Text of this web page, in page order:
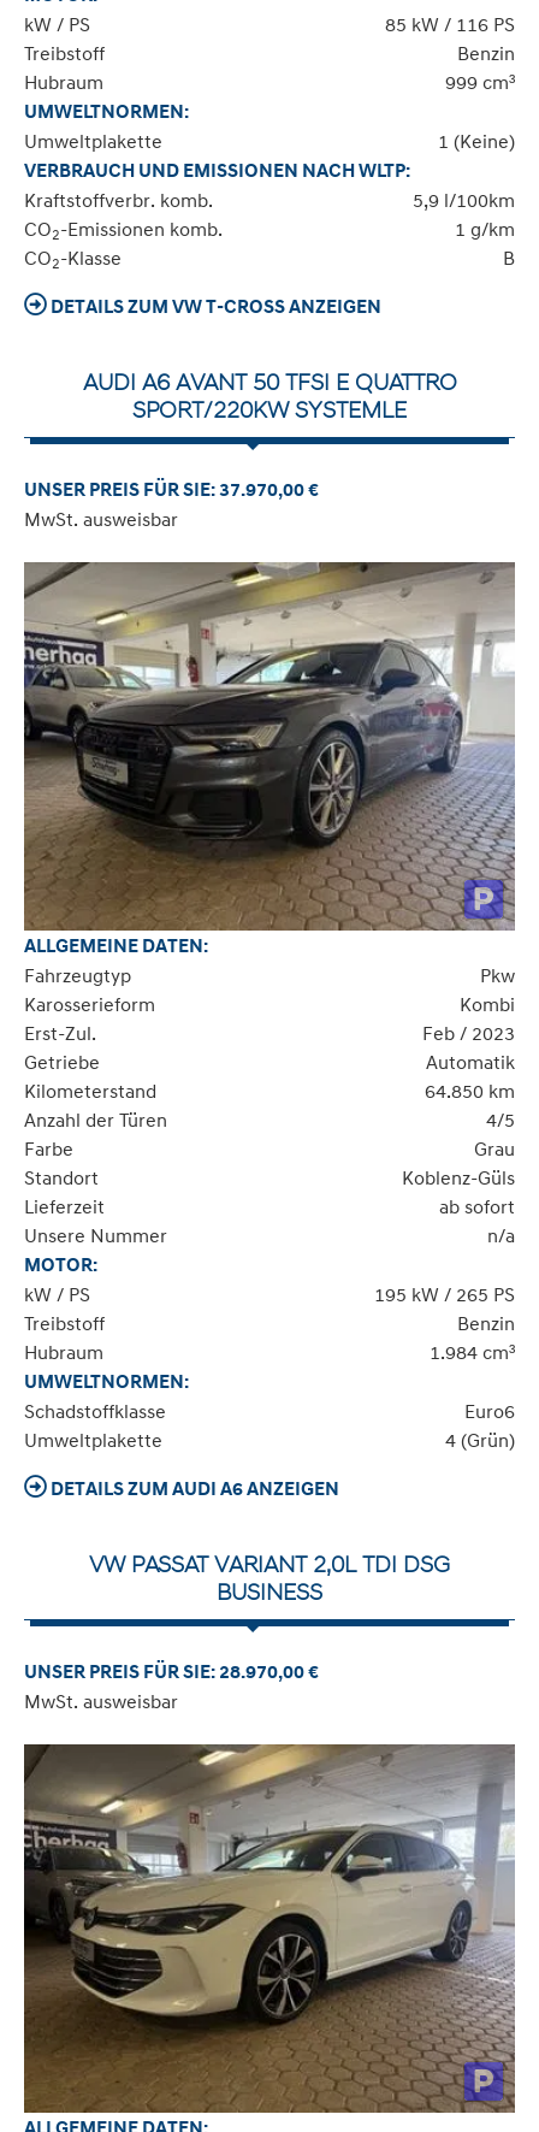
kW / PS
85 kW / 116 PS
Treibstoff
Benzin
Hubraum
999 cm³
UMWELTNORMEN:
Umweltplakette
1 (Keine)
VERBRAUCH UND EMISSIONEN NACH WLTP:
Kraftstoffverbr. komb.
5,9 l/100km
CO2-Emissionen komb.
1 g/km
CO2-Klasse B
DETAILS ZUM VW T-CROSS ANZEIGEN
AUDI A6 AVANT 50 TFSI E QUATTRO
SPORT/220KW SYSTEMLE
UNSER PREIS FÜR SIE: 37.970,00 €
MwSt. ausweisbar
ALLGEMEINE DATEN:
Fahrzeugtyp
Pkw
Karosserieform
Kombi
Erst-Zul.
Feb / 2023
Getriebe
Automatik
Kilometerstand
64.850 km
Anzahl der Türen
4/5
Farbe
Grau
Standort
Koblenz-Güls
Lieferzeit
ab sofort
Unsere Nummer
n/a
MOTOR:
kW / PS
195 kW / 265 PS
Treibstoff
Benzin
Hubraum
1.984 cm³
UMWELTNORMEN:
Schadstoffklasse
Euro6
Umweltplakette
4 (Grün)
DETAILS ZUM AUDI A6 ANZEIGEN
VW PASSAT VARIANT 2,0L TDI DSG
BUSINESS
UNSER PREIS FÜR SIE: 28.970,00 €
MwSt. ausweisbar